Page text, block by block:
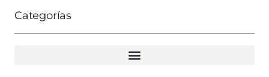
Categorías